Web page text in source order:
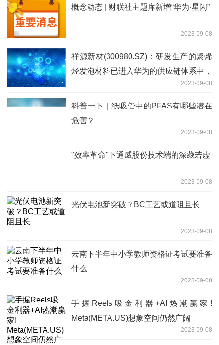
概念动态 | 财联社主题库新增“华为·星闪”
2023-09-08
祥源新材(300980.SZ)：研发生产的聚烯
烃发泡材料已进入华为的供应链体系中，
2023-09-08
科普一下｜纸吸管中的PFAS有哪些潜在
危害？
2023-09-08
"效率革命"下通威股份技术端的深藏若虚
2023-09-08
光伏电池新突破？BC工艺或道阻且长
2023-09-08
云南下半年中小学教师资格证考试要准备
什么
2023-09-08
手握Reels吸金利器+AI热潮赢家!
Meta(META.US)想象空间仍然广阔
2023-09-08